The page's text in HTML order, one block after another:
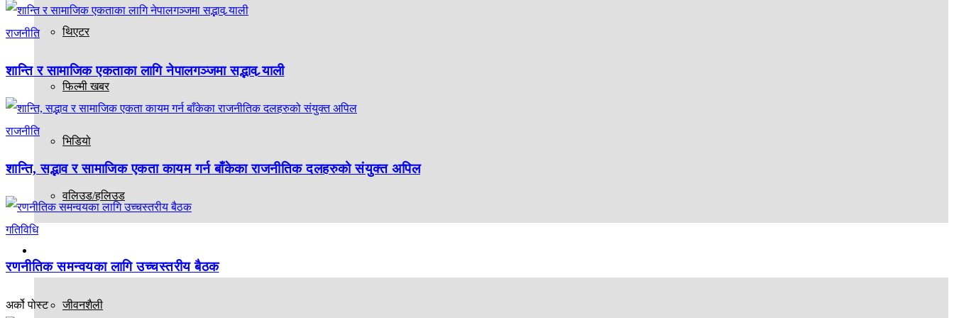
थिएटर
फिल्मी खबर
भिडियो
वलिउड/हलिउड
जीवनशैली
राजनीति
शान्ति र सामाजिक एकताका लागि नेपालगञ्जमा सद्भाव र्‍याली
राजनीति
शान्ति, सद्भाव र सामाजिक एकता कायम गर्न बाँकेका राजनीतिक दलहरुको संयुक्त अपिल
गतिविधि
रणनीतिक समन्वयका लागि उच्चस्तरीय बैठक
अर्को पोस्ट